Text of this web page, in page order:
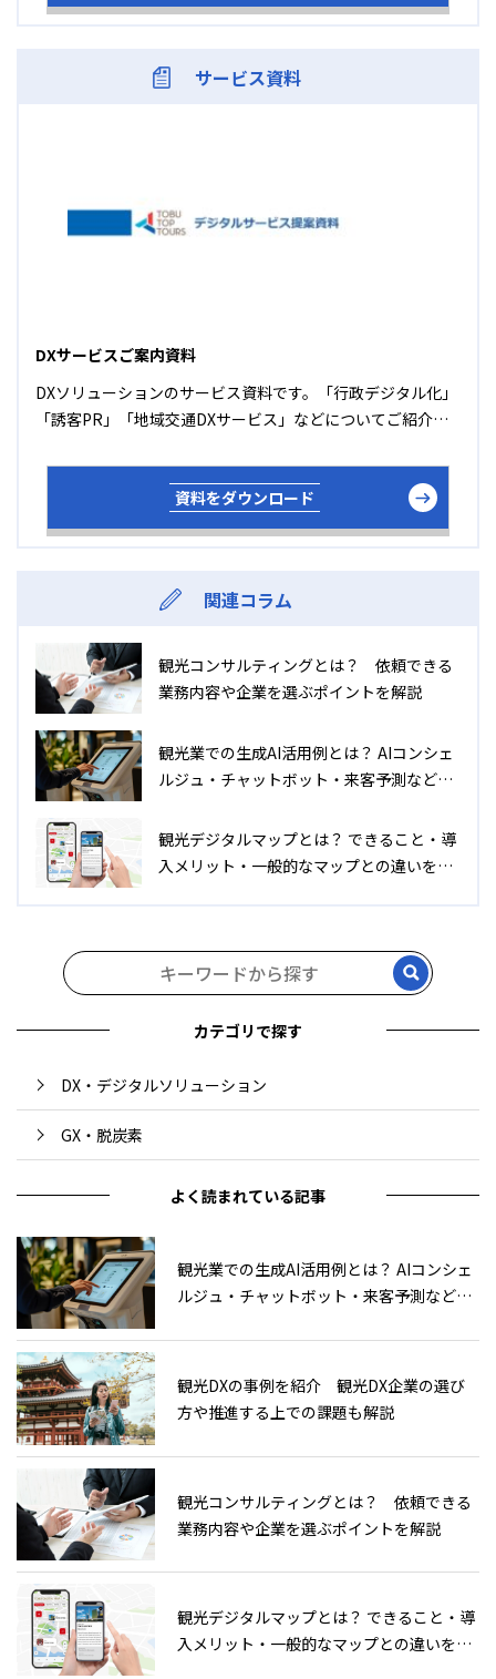
サービス資料
DXサービスご案内資料
DXソリューションのサービス資料です。「行政デジタル化」
「誘客PR」「地域交通DXサービス」などについてご紹介し
資料をダウンロード
関連コラム
観光コンサルティングとは？ 依頼できる
業務内容や企業を選ぶポイントを解説
観光業での生成AI活用例とは？ AIコンシェ
ルジュ・チャットボット・来客予測などの
観光デジタルマップとは？ できること・導
入メリット・一般的なマップとの違いを解
カテゴリで探す
DX・デジタルソリューション
GX・脱炭素
よく読まれている記事
観光業での生成AI活用例とは？ AIコンシェ
ルジュ・チャットボット・来客予測などの
観光DXの事例を紹介 観光DX企業の選び
方や推進する上での課題も解説
観光コンサルティングとは？ 依頼できる
業務内容や企業を選ぶポイントを解説
観光デジタルマップとは？ できること・導
入メリット・一般的なマップとの違いを解